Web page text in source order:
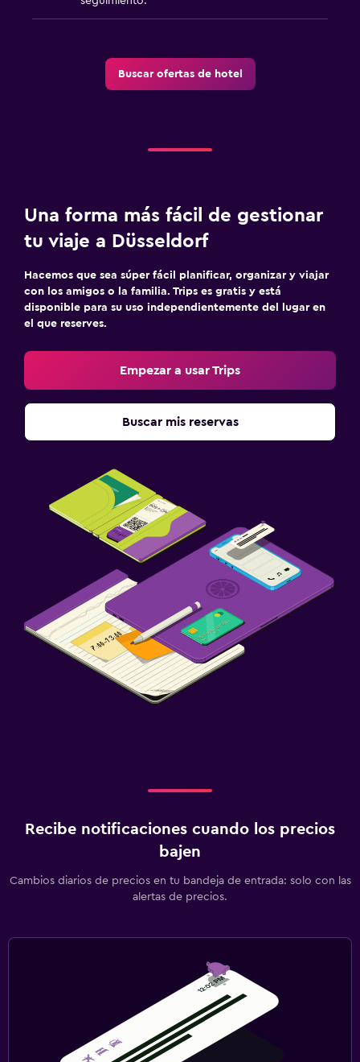
Buscar ofertas de hotel
Una forma más fácil de gestionar
tu viaje a Düsseldorf
Hacemos que sea súper fácil planificar, organizar y viajar
con los amigos o la familia. Trips es gratis y está
disponible para su uso independientemente del lugar en
el que reserves.
Empezar a usar Trips
Buscar mis reservas
Recibe notificaciones cuando los precios
bajen
Cambios diarios de precios en tu bandeja de entrada: solo con las
alertas de precios.